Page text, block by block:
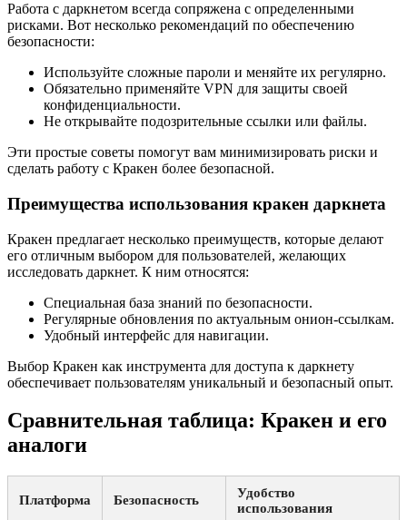
Работа с даркнетом всегда сопряжена с определенными
рисками. Вот несколько рекомендаций по обеспечению
безопасности:
Используйте сложные пароли и меняйте их регулярно.
Обязательно применяйте VPN для защиты своей
конфиденциальности.
Не открывайте подозрительные ссылки или файлы.
Эти простые советы помогут вам минимизировать риски и
сделать работу с Кракен более безопасной.
Преимущества использования кракен даркнета
Кракен предлагает несколько преимуществ, которые делают
его отличным выбором для пользователей, желающих
исследовать даркнет. К ним относятся:
Специальная база знаний по безопасности.
Регулярные обновления по актуальным онион-ссылкам.
Удобный интерфейс для навигации.
Выбор Кракен как инструмента для доступа к даркнету
обеспечивает пользователям уникальный и безопасный опыт.
Сравнительная таблица: Кракен и его
аналоги
Платформа Безопасность
Удобство
использования